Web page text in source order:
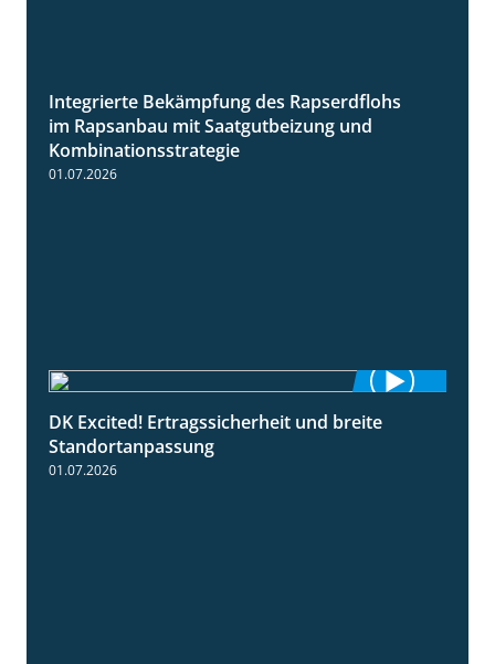
2:31
Integrierte Bekämpfung des Rapserdflohs
im Rapsanbau mit Saatgutbeizung und
Kombinationsstrategie
01.07.2026
2:41
DK Excited! Ertragssicherheit und breite
Standortanpassung
01.07.2026